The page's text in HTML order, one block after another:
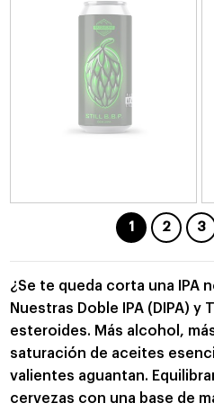
1 2 3
¿Se te queda corta una IPA
Nuestras Doble IPA (DIPA) y
esteroides. Más alcohol,
saturación de aceites
valientes aguantan.
cervezas con una base de